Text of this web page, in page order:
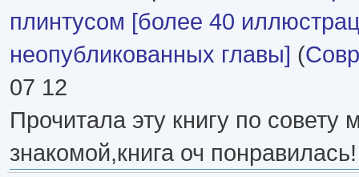
плинтусом [более 40
неопубликованных главы] (
07 12
Прочитала эту книгу по совету
знакомой,книга оч понравилась!